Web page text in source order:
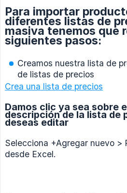
Para importar
diferentes listas de
masiva tenemos que
siguientes pasos:
Creamos nuestra lista de
de listas de precios
Crea una lista de precios
Damos clic ya sea sobre
descripción de la lista de
deseas editar
Selecciona +Agregar nuevo >
desde Excel.